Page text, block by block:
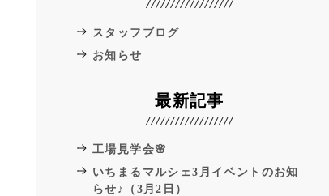
スタッフブログ
お知らせ
最新記事
工場見学会🌸
いちまるマルシェ3月イベントのお知
らせ♪（3月2日）